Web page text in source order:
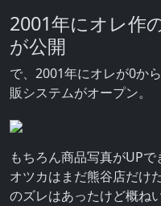
2001年にオレ作
が公開
で、2001年にオレが0か
販システムがオープン。
もちろん商品写真がUP
オツカはまだ熊谷店だけ
のズレはあったけど概ね